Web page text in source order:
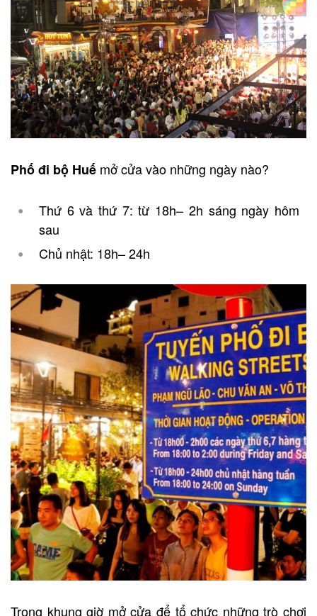
Phố đi bộ Huế mở cửa vào những ngày nào?
Thứ 6 và thứ 7: từ 18h– 2h sáng ngày hôm
sau
Chủ nhật: 18h– 24h
Trong khung giờ mở cửa để tổ chức những trò chơi